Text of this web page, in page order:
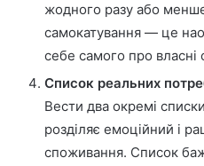
жодного разу або
самокатування — це
себе самого про власні
Список реальних
Вести два окремі
розділяє емоційний і
споживання. Список